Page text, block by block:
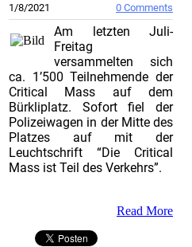
1/8/2021 0 Comments
Am letzten Juli-
Freitag
versammelten sich
ca. 1’500 Teilnehmende der
Critical Mass auf dem
Bürkliplatz. Sofort fiel der
Polizeiwagen in der Mitte des
Platzes auf mit der
Leuchtschrift “Die Critical
Mass ist Teil des Verkehrs”.
Read More